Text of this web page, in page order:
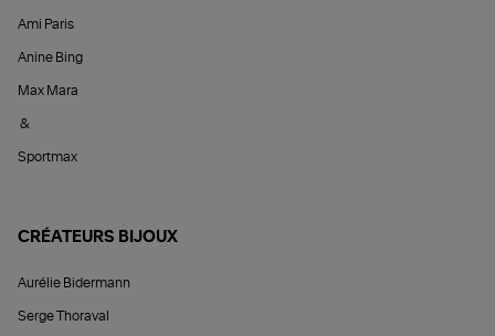
Ami Paris
Anine Bing
Max Mara
&
Sportmax
CRÉATEURS BIJOUX
Aurélie Bidermann
Serge Thoraval